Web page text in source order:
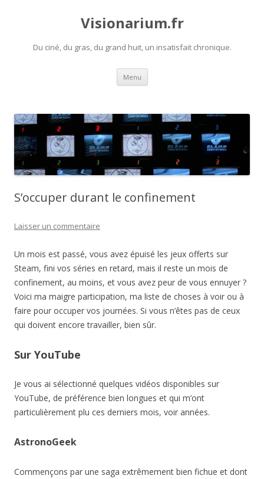
Visionarium.fr
Du ciné, du gras, du grand huit, un insatisfait chronique.
Menu Aller
contenu
S’occuper durant le confinement
Laisser un commentaire
Un mois est passé, vous avez épuisé les jeux offerts sur
Steam, fini vos séries en retard, mais il reste un mois de
confinement, au moins, et vous avez peur de vous ennuyer ?
Voici ma maigre participation, ma liste de choses à voir ou à
faire pour occuper vos journées. Si vous n’êtes pas de ceux
qui doivent encore travailler, bien sûr.
Sur YouTube
Je vous ai sélectionné quelques vidéos disponibles sur
YouTube, de préférence bien longues et qui m’ont
particulièrement plu ces derniers mois, voir années.
AstronoGeek
Commençons par une saga extrêmement bien fichue et dont